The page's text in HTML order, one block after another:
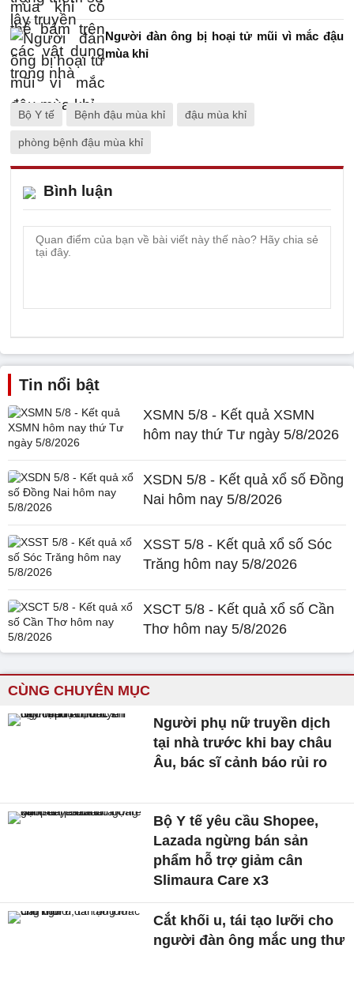
Người đàn ông bị hoại tử mũi vì mắc đậu
mùa khỉ
Bộ Y tế Bệnh đậu mùa khỉ đậu mùa khỉ
phòng bệnh đậu mùa khỉ
Bình luận
Tin nổi bật
XSMN 5/8 - Kết quả XSMN
hôm nay thứ Tư ngày 5/8/2026
XSDN 5/8 - Kết quả xổ số Đồng
Nai hôm nay 5/8/2026
XSST 5/8 - Kết quả xổ số Sóc
Trăng hôm nay 5/8/2026
XSCT 5/8 - Kết quả xổ số Cần
Thơ hôm nay 5/8/2026
CÙNG CHUYÊN MỤC
Người phụ nữ truyền dịch
tại nhà trước khi bay châu
Âu, bác sĩ cảnh báo rủi ro
Bộ Y tế yêu cầu Shopee,
Lazada ngừng bán sản
phẩm hỗ trợ giảm cân
Slimaura Care x3
Cắt khối u, tái tạo lưỡi cho
người đàn ông mắc ung thư